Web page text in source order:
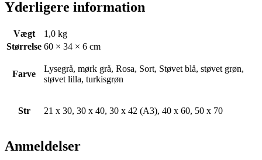
Yderligere information
Vægt
1,0 kg
Størrelse 60 × 34 × 6 cm
Farve
Lysegrå, mørk grå, Rosa, Sort, Støvet blå, støvet grøn,
støvet lilla, turkisgrøn
Str 21 x 30, 30 x 40, 30 x 42 (A3), 40 x 60, 50 x 70
Anmeldelser